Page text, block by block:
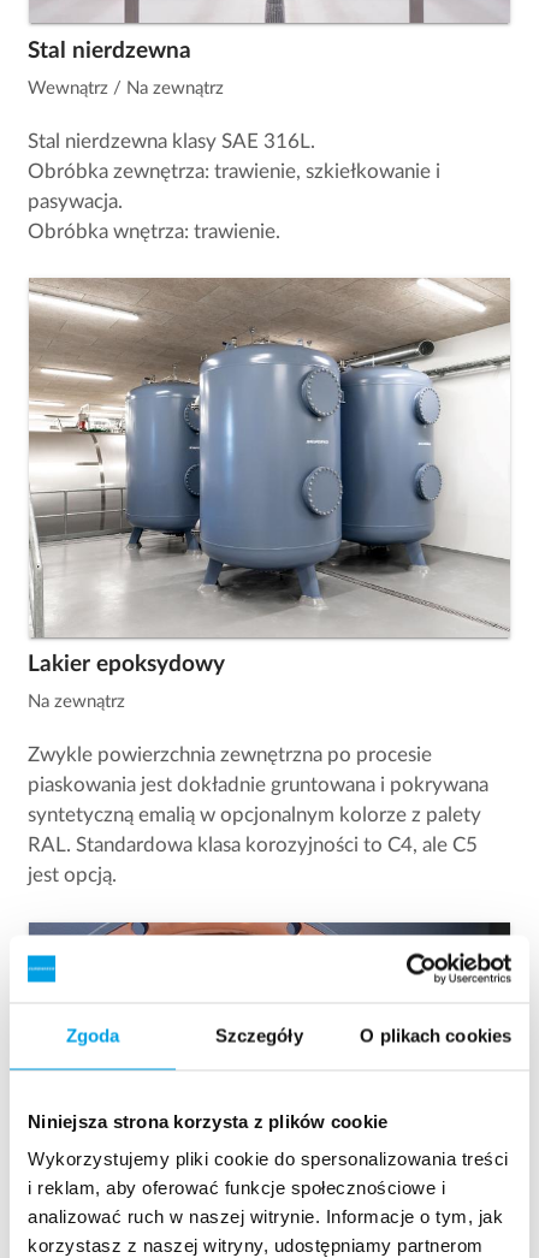
Zgoda Szczegóły O plikach cookies
Niniejsza strona korzysta z plików cookie
Wykorzystujemy pliki cookie do spersonalizowania treści
i reklam, aby oferować funkcje społecznościowe i
analizować ruch w naszej witrynie. Informacje o tym, jak
korzystasz z naszej witryny, udostępniamy partnerom
Stal nierdzewna
Wewnątrz / Na zewnątrz
Stal nierdzewna klasy SAE 316L.
Obróbka zewnętrza: trawienie, szkiełkowanie i
pasywacja.
Obróbka wnętrza: trawienie.
Lakier epoksydowy
Na zewnątrz
Zwykle powierzchnia zewnętrzna po procesie
piaskowania jest dokładnie gruntowana i pokrywana
syntetyczną emalią w opcjonalnym kolorze z palety
RAL. Standardowa klasa korozyjności to C4, ale C5
jest opcją.